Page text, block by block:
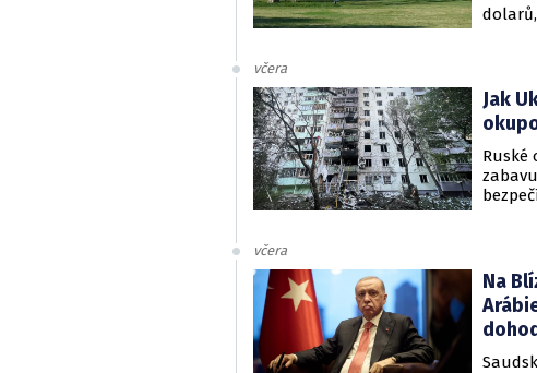
včera
Jak
Ruské
včera
Na